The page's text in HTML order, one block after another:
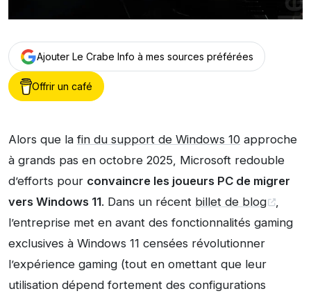
Ajouter Le Crabe Info à mes sources préférées
Offrir un café
Alors que la fin du support de Windows 10 approche
à grands pas en octobre 2025, Microsoft redouble
d’efforts pour convaincre les joueurs PC de migrer
vers Windows 11. Dans un récent billet de blog
,
l’entreprise met en avant des fonctionnalités gaming
exclusives à Windows 11 censées révolutionner
l’expérience gaming (tout en omettant que leur
utilisation dépend fortement des configurations